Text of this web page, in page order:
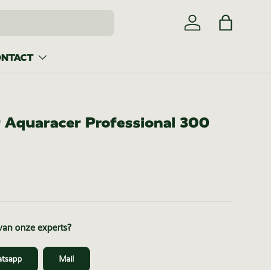
InloggenTas
Aquaracer Professional 300
onze experts?
Mail